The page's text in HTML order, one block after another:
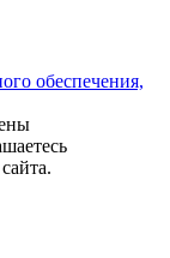
обеспечения,